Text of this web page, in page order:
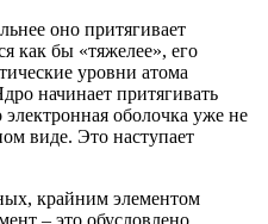
оно притягивает
как бы «тяжелее», его
уровни атома
начинает притягивать
электронная оболочка уже не
виде. Это наступает
крайним элементом
– это обусловлено